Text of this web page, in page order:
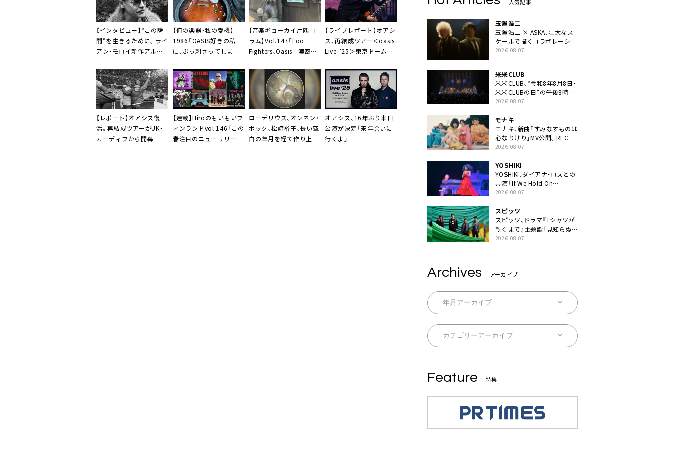
【インタビュー】“この瞬
間”を生きるために。ライ
アン・モロイ新作アルバ
Our Lives』
【俺の楽器・私の愛機】
1986「OASIS好きの私
に、ぶっ刺さってしまっ
【音楽ギョーカイ片隅コ
ラム】Vol.147「Foo
Fighters、Oasis…濃密な
ィスト来日ラッシュを振
り返る」
【ライブレポート】オアシ
ス、再結成ツアー＜oasis
Live ’25＞東京ドーム公
ルスターの健在ぶり”
【レポート】オアシス復
活。再結成ツアーがUK・
カーディフから開幕
【連載】Hiroのもいもいフ
ィンランドvol.146「この
春注目のニューリリース
ローデリウス、オンネン・
ボック、松﨑裕子、長い空
白の年月を経て作り上げ
オアシス、16年ぶり来日
公演が決定「来年会いに
行くよ」
玉置浩二
玉置浩二 × ASKA、壮大なス
ケールで描くコラボレーショ
ン曲「音銀河」リリース決定。
2026.08.07
米米CLUB
米米CLUB、“令和8年8月8日・
米米CLUBの日”の午後8時に
40周年ライブより「FANtachy
2026.08.07
モナキ
モナキ、新曲「すみなすものは
心なりけり」MV公開。RECの
ギターにEvery Little Thing・
2026.08.07
YOSHIKI
YOSHIKI、ダイアナ・ロスとの
共演「If We Hold On
Together」ライブ映像公開
2026.08.07
スピッツ
スピッツ、ドラマ『Tシャツが
乾くまで』主題歌「見知らぬ
糸」本日配信。ドラマとのSP
2026.08.07
Archives アーカイブ
Feature 特集